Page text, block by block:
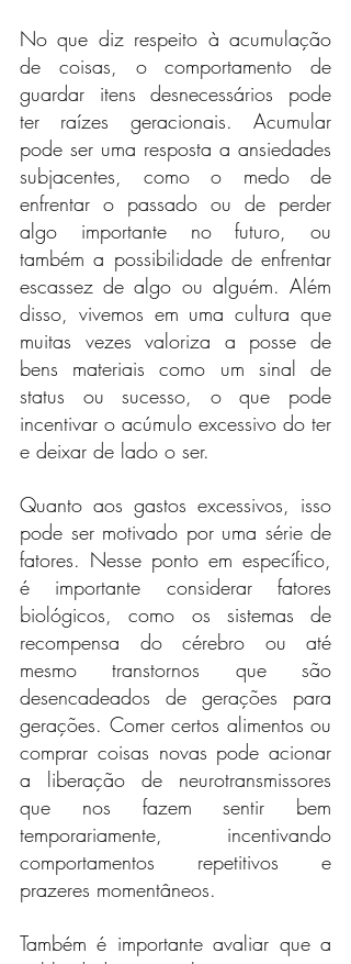
No que diz respeito à acumulação
de coisas, o comportamento de
guardar itens desnecessários pode
ter raízes geracionais. Acumular
pode ser uma resposta a ansiedades
subjacentes, como o medo de
enfrentar o passado ou de perder
algo importante no futuro, ou
também a possibilidade de enfrentar
escassez de algo ou alguém. Além
disso, vivemos em uma cultura que
muitas vezes valoriza a posse de
bens materiais como um sinal de
status ou sucesso, o que pode
incentivar o acúmulo excessivo do ter
e deixar de lado o ser.
Quanto aos gastos excessivos, isso
pode ser motivado por uma série de
fatores. Nesse ponto em específico,
é importante considerar fatores
biológicos, como os sistemas de
recompensa do cérebro ou até
mesmo transtornos que são
desencadeados de gerações para
gerações. Comer certos alimentos ou
comprar coisas novas pode acionar
a liberação de neurotransmissores
que nos fazem sentir bem
temporariamente, incentivando
comportamentos repetitivos e
prazeres momentâneos.
Também é importante avaliar que a